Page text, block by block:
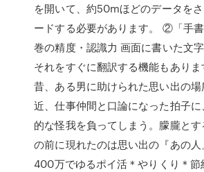
を開いて、約50mほどのデータを
ードする必要があります。 ②「手
巻の精度・認識力 画面に書いた文字
それをすぐに翻訳する機能もあり
昔、ある男に助けられた思い出の
近、仕事仲間と口論になった拍子
的な怪我を負ってしまう。朦朧とす
の前に現れたのは思い出の『あの
400万でゆるポイ活＊やりくり＊節